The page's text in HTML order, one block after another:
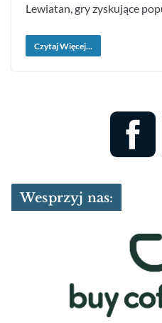
Lewiatan, gry zyskujące
Czytaj Więcej...
Wesprzyj nas: